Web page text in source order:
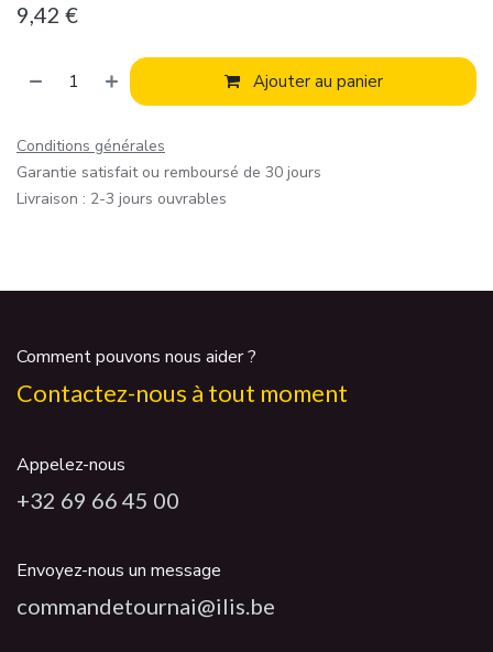
9,42 €
Ajouter au panier
Conditions générales
Garantie satisfait ou remboursé de 30 jours
Livraison : 2-3 jours ouvrables
Comment pouvons nous aider ?
Contactez-nous à tout moment
Appelez-nous
+32 69 66 45 00
Envoyez-nous un message
commandetournai@ilis.be